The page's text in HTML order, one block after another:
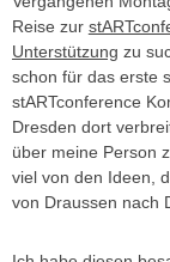
Reise zur
Unterstützung zu
schon für das erste
stARTconference
Dresden dort
über meine Person
viel von den Ideen,
von Draussen nach